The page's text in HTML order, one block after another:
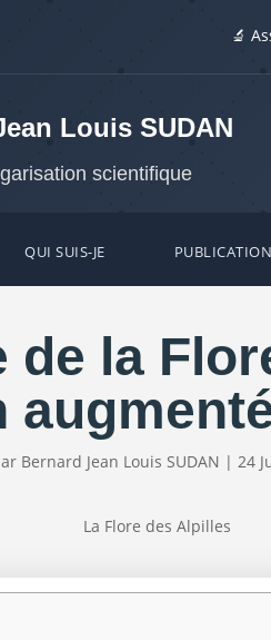
🔬
Louis SUDAN
scientifique
QUI SUIS-JE
de la
Bernard Jean Louis SUDAN | 24
La Flore des Alpilles